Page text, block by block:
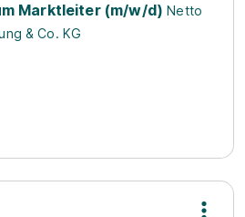
Marktleiter (m/w/d) Netto
& Co. KG